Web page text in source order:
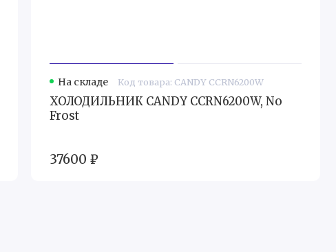
На складе Код товара: CANDY CCRN6200W
ХОЛОДИЛЬНИК CANDY CCRN6200W, No
Frost
37600 ₽